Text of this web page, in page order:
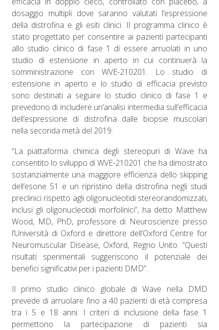
dosaggio multipli dove saranno valutati l’espressione
della distrofina e gli esiti clinici. Il programma clinico è
stato progettato per consentire ai pazienti partecipanti
allo studio clinico di fase 1 di essere arruolati in uno
studio di estensione in aperto in cui continuerà la
somministrazione con WVE-210201. Lo studio di
estensione in aperto e lo studio di efficacia previsto
sono destinati a seguire lo studio clinico di fase 1 e
prevedono di includere un’analisi intermedia sull’efficacia
dell’espressione di distrofina dalle biopsie muscolari
nella seconda metà del 2019.
“La piattaforma chimica degli stereopuri di Wave ha
consentito lo sviluppo di WVE-210201 che ha dimostrato
sostanzialmente una maggiore efficienza dello skipping
dell’esone 51 e un ripristino della distrofina negli studi
preclinici rispetto agli oligonucleotidi stereorandomizzati,
inclusi gli oligonucleotidi morfolinici”, ha detto Matthew
Wood, MD, PhD, professore di Neuroscienze presso
l’Università di Oxford e direttore dell’Oxford Centre for
Neuromuscular Disease, Oxford, Regno Unito. “Questi
risultati sperimentali suggeriscono il potenziale dei
benefici significativi per i pazienti DMD”.
Il primo studio clinico globale di Wave nella DMD
prevede di arruolare fino a 40 pazienti di età compresa
tra i 5 e 18 anni. I criteri di inclusione della fase 1
permettono la partecipazione di pazienti sia